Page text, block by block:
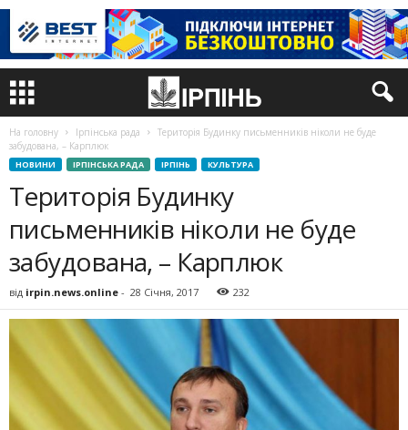
На головну Ірпінська рада
Територія Будинку письменників ніколи не буде
забудована, – Карплюк
НОВИНИ ІРПІНСЬКА РАДА ІРПІНЬ КУЛЬТУРА
Територія Будинку
письменників ніколи не буде
забудована, – Карплюк
від irpin.news.online - 28 Січня, 2017 232